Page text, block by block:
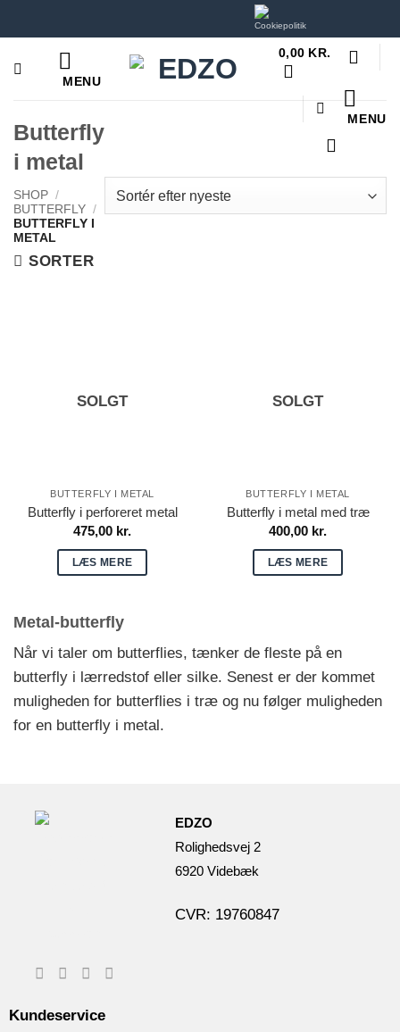
til
indhold
MENU
0,00 KR.
MENU
Butterfly
i metal
SHOP /
BUTTERFLY /
BUTTERFLY I
METAL
SORTER
SOLGT
BUTTERFLY I METAL
Butterfly i perforeret metal
475,00 kr.
LÆS MERE
SOLGT
BUTTERFLY I METAL
Butterfly i metal med træ
400,00 kr.
LÆS MERE
Metal-butterfly
Når vi taler om butterflies, tænker de fleste på en
butterfly i lærredstof eller silke. Senest er der kommet
muligheden for butterflies i træ og nu følger muligheden
for en butterfly i metal.
EDZO
Rolighedsvej 2
6920 Videbæk
CVR: 19760847
Kundeservice